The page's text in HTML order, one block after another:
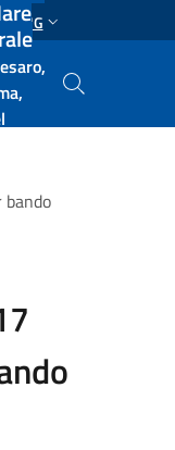
ENG
bando